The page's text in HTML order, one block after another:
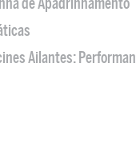
Ailantes: